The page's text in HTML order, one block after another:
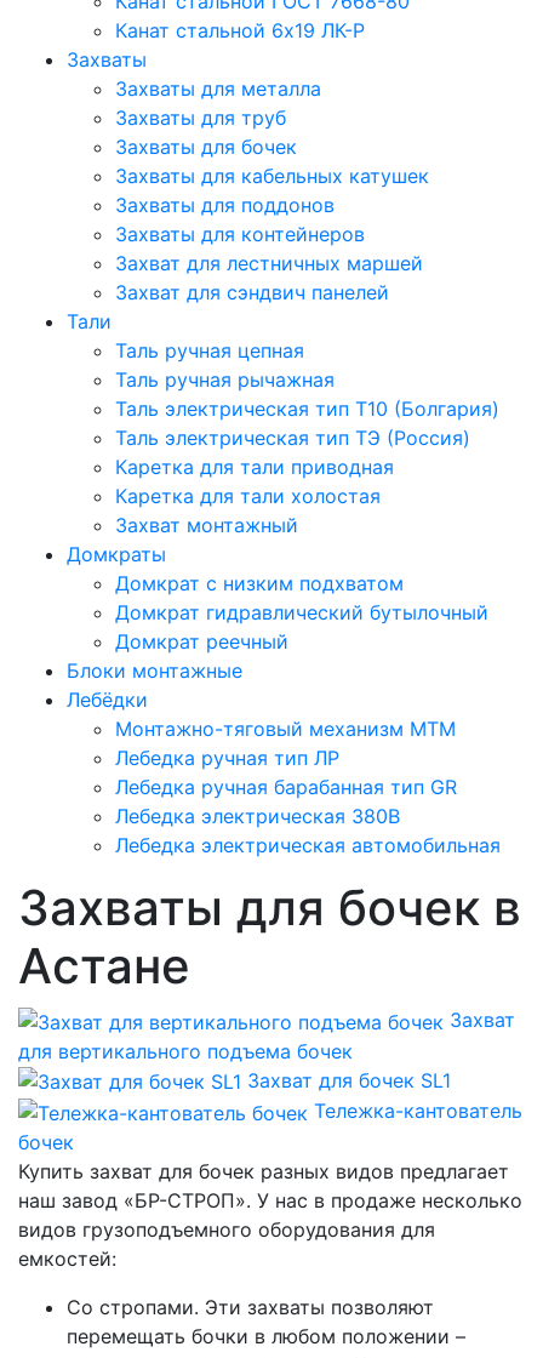
Канат стальной 6x19 ЛК-Р
Захваты
Захваты для металла
Захваты для труб
Захваты для бочек
Захваты для кабельных катушек
Захваты для поддонов
Захваты для контейнеров
Захват для лестничных маршей
Захват для сэндвич панелей
Тали
Таль ручная цепная
Таль ручная рычажная
Таль электрическая тип Т10 (Болгария)
Таль электрическая тип ТЭ (Россия)
Каретка для тали приводная
Каретка для тали холостая
Захват монтажный
Домкраты
Домкрат с низким подхватом
Домкрат гидравлический бутылочный
Домкрат реечный
Блоки монтажные
Лебёдки
Монтажно-тяговый механизм МТМ
Лебедка ручная тип ЛР
Лебедка ручная барабанная тип GR
Лебедка электрическая 380В
Лебедка электрическая автомобильная
Захваты для бочек в
Астане
Захват
для вертикального подъема бочек
Захват для бочек SL1
Тележка-кантователь
бочек
Купить захват для бочек разных видов предлагает
наш завод «БР-СТРОП». У нас в продаже несколько
видов грузоподъемного оборудования для
емкостей:
Со стропами. Эти захваты позволяют
перемещать бочки в любом положении –